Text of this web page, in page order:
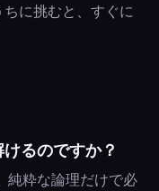
に挑むと、すぐに
るのですか？
純粋な論理だけで必